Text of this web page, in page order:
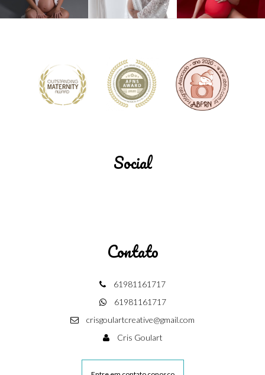
Social
Contato
61981161717
61981161717
crisgoulartcreative@gmail.com
Cris Goulart